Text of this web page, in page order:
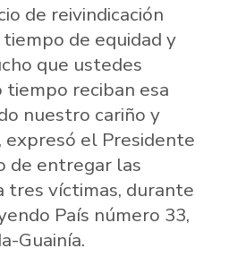
de reivindicación
de equidad y
que ustedes
reciban esa
nuestro cariño y
expresó el Presidente
de entregar las
tres víctimas, durante
País número 33,
Guainía.